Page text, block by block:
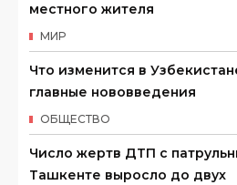
местного жителя
МИР
Что изменится в
главные нововведения
ОБЩЕСТВО
Число жертв ДТП с
Ташкенте выросло до двух